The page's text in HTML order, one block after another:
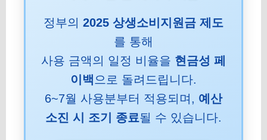
정부의 2025 상생소비지원금 제도
를 통해
사용 금액의 일정 비율을 현금성 페
이백 으로 돌려드립니다.
6~7월 사용분부터 적용되며, 예산
소진 시 조기 종료될 수 있습니다.